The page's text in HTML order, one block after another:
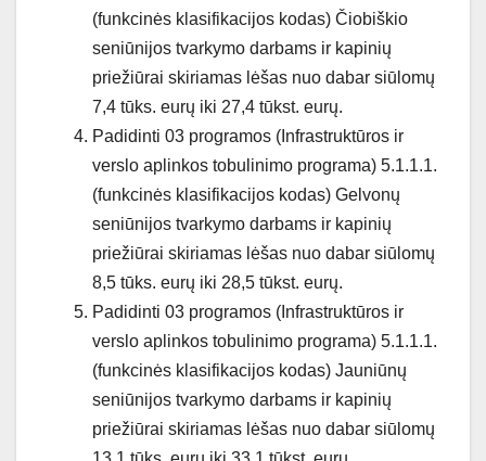
(funkcinės klasifikacijos kodas) Čiobiškio
seniūnijos tvarkymo darbams ir kapinių
priežiūrai skiriamas lėšas nuo dabar siūlomų
7,4 tūks. eurų iki 27,4 tūkst. eurų.
Padidinti 03 programos (Infrastruktūros ir
verslo aplinkos tobulinimo programa) 5.1.1.1.
(funkcinės klasifikacijos kodas) Gelvonų
seniūnijos tvarkymo darbams ir kapinių
priežiūrai skiriamas lėšas nuo dabar siūlomų
8,5 tūks. eurų iki 28,5 tūkst. eurų.
Padidinti 03 programos (Infrastruktūros ir
verslo aplinkos tobulinimo programa) 5.1.1.1.
(funkcinės klasifikacijos kodas) Jauniūnų
seniūnijos tvarkymo darbams ir kapinių
priežiūrai skiriamas lėšas nuo dabar siūlomų